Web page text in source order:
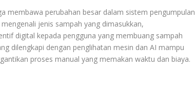
membawa perubahan besar dalam sistem pengumpulan
jenis sampah yang dimasukkan,
digital kepada pengguna yang membuang sampah
dilengkapi dengan penglihatan mesin dan AI mampu
proses manual yang memakan waktu dan biaya.